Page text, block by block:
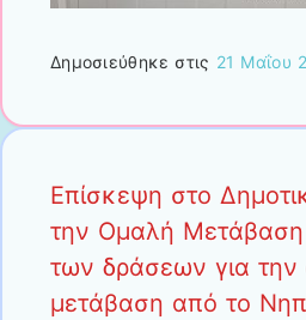
Δημοσιεύθηκε στις 21 Μαΐου
Επίσκεψη στο
την Ομαλή Μετάβαση
των δράσεων για την
μετάβαση από το